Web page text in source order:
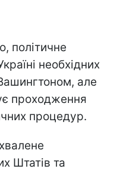
політичне
необхідних
але
проходження
процедур.
Штатів та